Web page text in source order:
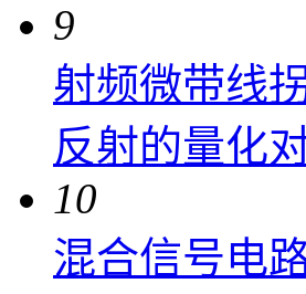
9
射频微带线
反射的量化
10
混合信号电